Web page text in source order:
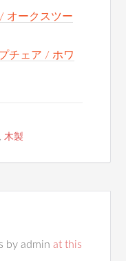
オークスツー
チェア / ホワ
,木製
by adminat this